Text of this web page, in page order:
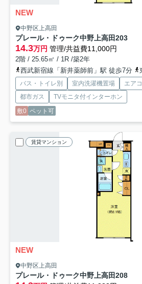
NEW
中野区上高田
プレール・ドゥーク中野上高田203
14.3万円 管理/共益費11,000円
2階 / 25.65㎡ / 1R /築2年
西武新宿線「新井薬師前」駅 徒歩7分
バス・トイレ別 室内洗濯機置場 エア
都市ガス
TVモニタ付インターホン
敷0 ペット可
賃貸マンション
NEW
中野区上高田
プレール・ドゥーク中野上高田208